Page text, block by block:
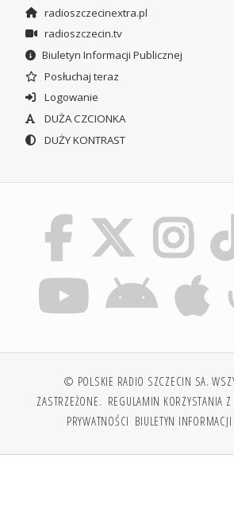
radioszczecinextra.pl
radioszczecin.tv
Biuletyn Informacji Publicznej
Posłuchaj teraz
Logowanie
DUŻA CZCIONKA
DUŻY KONTRAST
© POLSKIE RADIO SZCZECIN SA.
ZASTRZEŻONE. REGULAMIN KORZYSTANIA Z
PRYWATNOŚCI BIULETYN